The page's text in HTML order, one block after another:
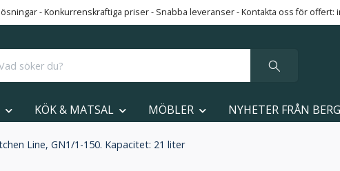
- Konkurrenskraftiga priser - Snabba leveranser - Kontakta oss för offert:
KÖK & MATSAL MÖBLER NYHETER FRÅN BERG
Line, GN1/1-150. Kapacitet: 21 liter